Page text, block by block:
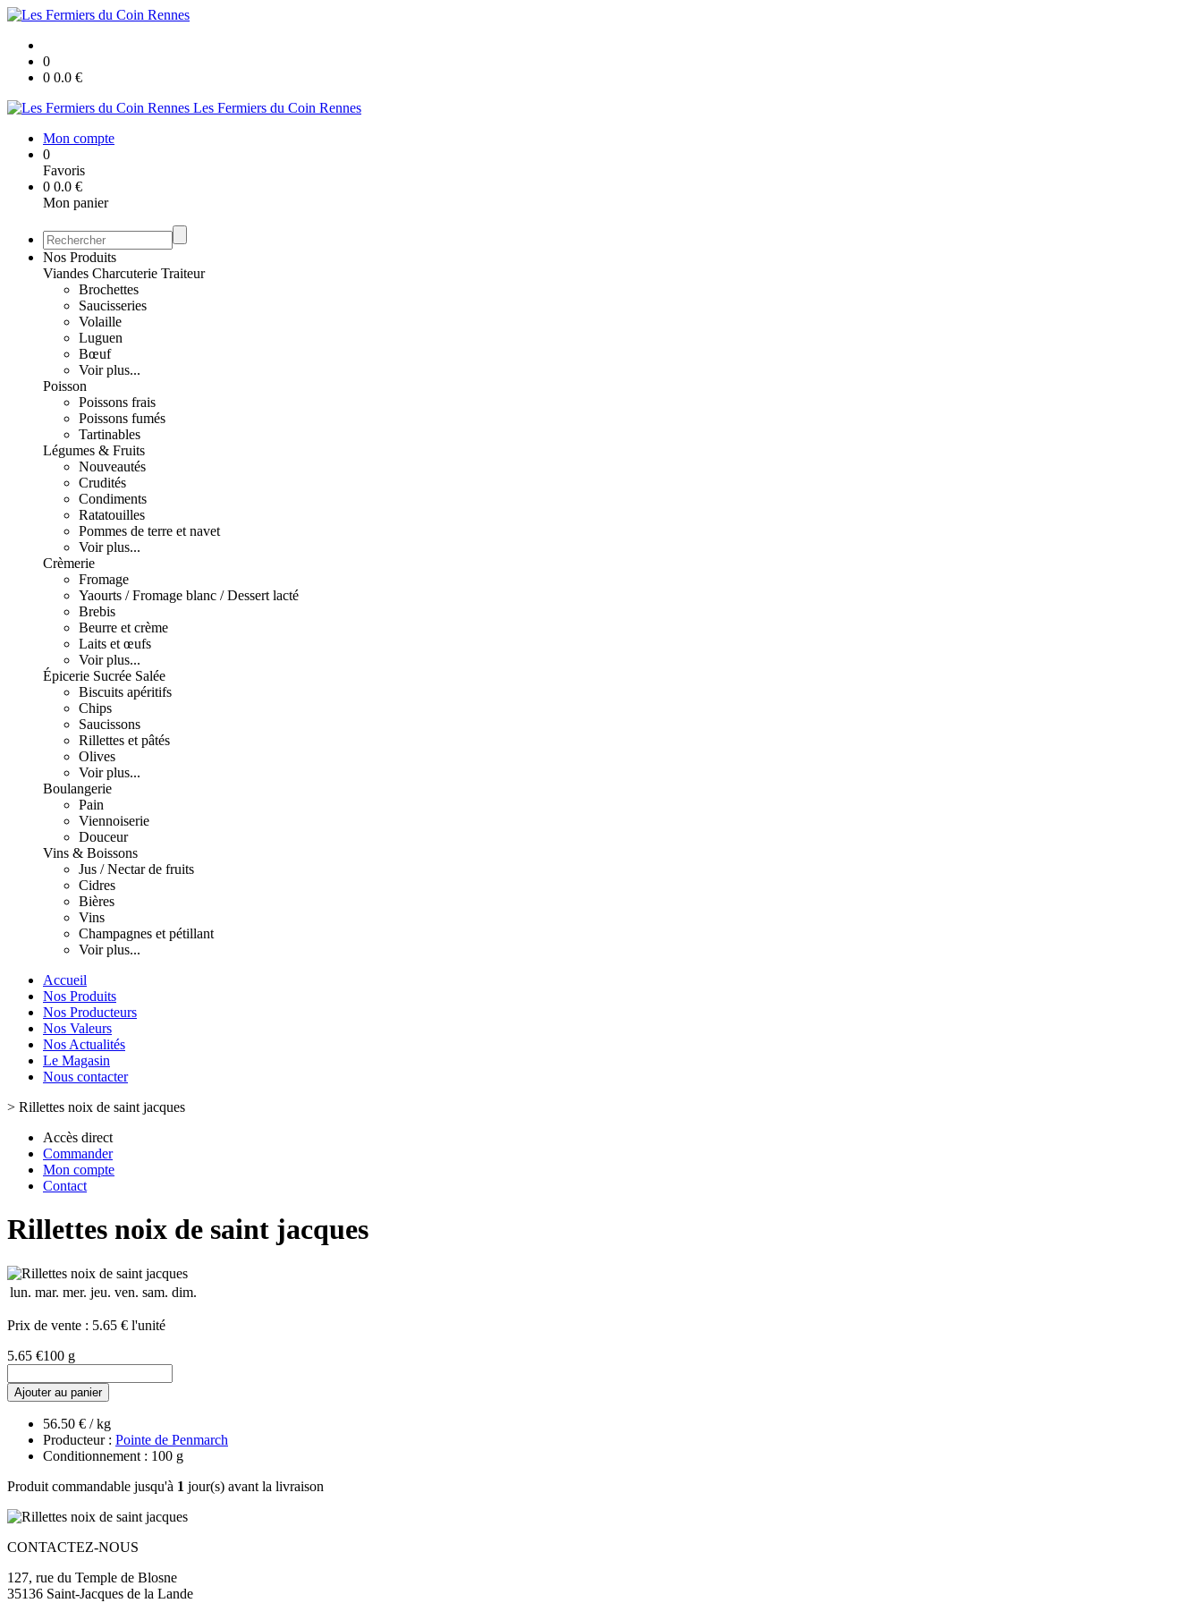
0
0 0.0 €
Les Fermiers du Coin Rennes
Mon compte
0
Favoris
0 0.0 €
Mon panier
Nos Produits
Viandes Charcuterie Traiteur
Brochettes
Saucisseries
Volaille
Luguen
Bœuf
Voir plus...
Poisson
Poissons frais
Poissons fumés
Tartinables
Légumes & Fruits
Nouveautés
Crudités
Condiments
Ratatouilles
Pommes de terre et navet
Voir plus...
Crèmerie
Fromage
Yaourts / Fromage blanc / Dessert lacté
Brebis
Beurre et crème
Laits et œufs
Voir plus...
Épicerie Sucrée Salée
Biscuits apéritifs
Chips
Saucissons
Rillettes et pâtés
Olives
Voir plus...
Boulangerie
Pain
Viennoiserie
Douceur
Vins & Boissons
Jus / Nectar de fruits
Cidres
Bières
Vins
Champagnes et pétillant
Voir plus...
Accueil
Nos Produits
Nos Producteurs
Nos Valeurs
Nos Actualités
Le Magasin
Nous contacter
> Rillettes noix de saint jacques
Accès direct
Commander
Mon compte
Contact
Rillettes noix de saint jacques
lun. mar. mer. jeu. ven. sam. dim.
Prix de vente : 5.65 € l'unité
5.65 €100 g
Ajouter au panier
56.50 € / kg
Producteur : Pointe de Penmarch
Conditionnement : 100 g
Produit commandable jusqu'à 1 jour(s) avant la livraison
CONTACTEZ-NOUS
127, rue du Temple de Blosne
35136 Saint-Jacques de la Lande